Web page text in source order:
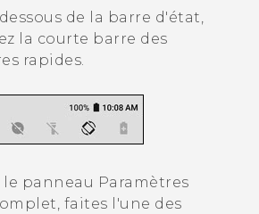
de la barre d'état,
la courte barre des
rapides.
le panneau Paramètres
faites l'une des